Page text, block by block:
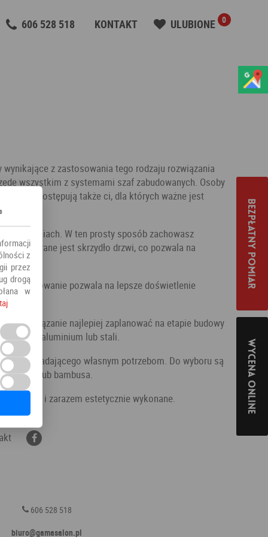
606 528 518 KONTAKT ULUBIONE 0
z zastosowania tego rodzaju rozwiązania
wszystkim z systemami szaf zabudowanych. Osoby
postępują także ci, dla których ważne jest
W ten prosty sposób zachowasz
otwierane jest skrzydło drzwi, co pozwala na
zastosowanie pozwala na lepsze doświetlenie
rozwiązanie najlepiej zaplanować na etapie budowy
z aluminium lub stali.
odpowiadającego własnym potrzebom. Do wyboru są
rattanu lub bambusa.
i zarazem estetycznie wykonane.
606 528 518
biuro@gamasalon.pl
Bezpłatny pomiar
Wycena online
z
przez
drogą
w